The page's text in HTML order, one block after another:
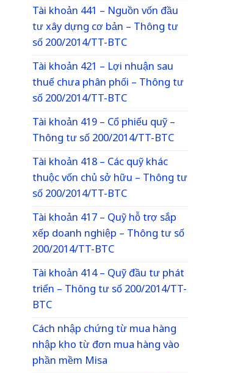
Tài khoản 441 – Nguồn vốn đầu
tư xây dựng cơ bản – Thông tư
số 200/2014/TT-BTC
Tài khoản 421 – Lợi nhuận sau
thuế chưa phân phối – Thông tư
số 200/2014/TT-BTC
Tài khoản 419 – Cổ phiếu quỹ –
Thông tư số 200/2014/TT-BTC
Tài khoản 418 – Các quỹ khác
thuộc vốn chủ sở hữu – Thông tư
số 200/2014/TT-BTC
Tài khoản 417 – Quỹ hỗ trợ sắp
xếp doanh nghiệp – Thông tư số
200/2014/TT-BTC
Tài khoản 414 – Quỹ đầu tư phát
triển – Thông tư số 200/2014/TT-
BTC
Cách nhập chứng từ mua hàng
nhập kho từ đơn mua hàng vào
phần mềm Misa